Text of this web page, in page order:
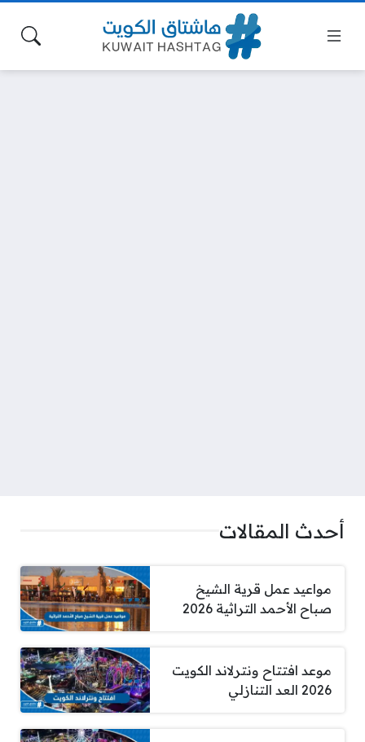
أحدث المقالات
مواعيد عمل قرية الشيخ
صباح الأحمد التراثية 2026
موعد افتتاح ونترلاند الكويت
2026 العد التنازلي